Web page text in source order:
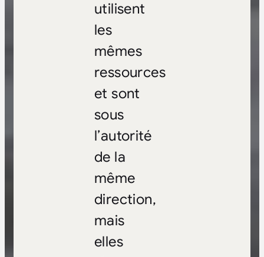
utilisent
les
mêmes
ressources
et sont
sous
l’autorité
de la
même
direction,
mais
elles